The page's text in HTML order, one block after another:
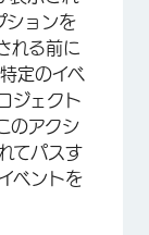
ションを
れる前に
定のイベ
ジェクト
のアクシ
てパスす
ベントを